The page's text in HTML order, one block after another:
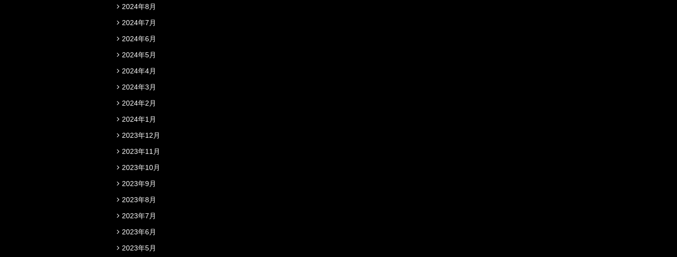
2024年8月
2024年7月
2024年6月
2024年5月
2024年4月
2024年3月
2024年2月
2024年1月
2023年12月
2023年11月
2023年10月
2023年9月
2023年8月
2023年7月
2023年6月
2023年5月